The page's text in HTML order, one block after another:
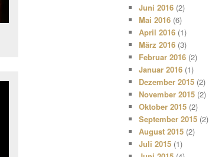
Juni 2016 (2)
Mai 2016 (6)
April 2016 (1)
März 2016 (3)
Februar 2016 (2)
Januar 2016 (1)
Dezember 2015 (2)
November 2015 (2)
Oktober 2015 (2)
September 2015 (2)
August 2015 (2)
Juli 2015 (1)